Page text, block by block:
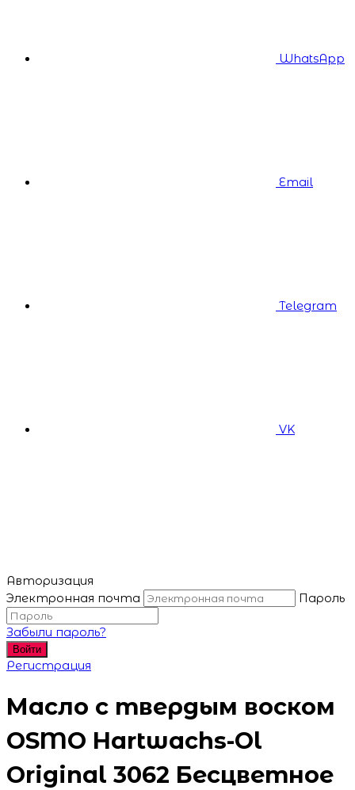
WhatsApp
Email
Telegram
VK
Авторизация
Электронная почта
Пароль
Забыли пароль?
Войти
Регистрация
Масло с твердым воском
OSMO Hartwachs-Ol
Original 3062 Бесцветное